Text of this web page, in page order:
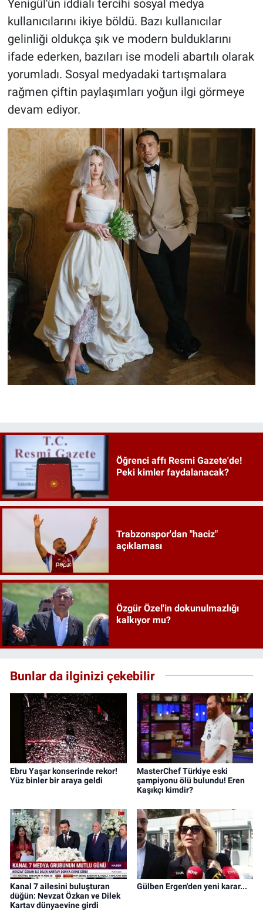
Yenigül'ün iddialı tercihi sosyal medya
kullanıcılarını ikiye böldü. Bazı kullanıcılar
gelinliği oldukça şık ve modern bulduklarını
ifade ederken, bazıları ise modeli abartılı olarak
yorumladı. Sosyal medyadaki tartışmalara
rağmen çiftin paylaşımları yoğun ilgi görmeye
devam ediyor.
Öğrenci affı Resmi Gazete'de!
Peki kimler faydalanacak?
Trabzonspor'dan "haciz"
açıklaması
Özgür Özel'in dokunulmazlığı
kalkıyor mu?
Bunlar da ilginizi çekebilir
Ebru Yaşar konserinde rekor!
Yüz binler bir araya geldi
MasterChef Türkiye eski
şampiyonu ölü bulundu! Eren
Kaşıkçı kimdir?
Kanal 7 ailesini buluşturan
düğün: Nevzat Özkan ve Dilek
Kartav dünyaevine girdi
Gülben Ergen'den yeni karar...